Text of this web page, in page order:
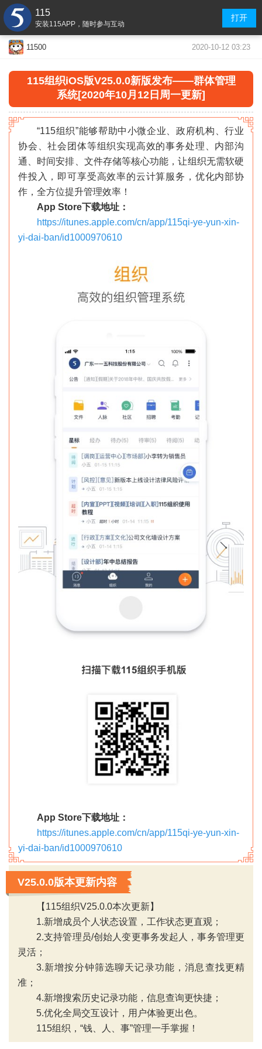
115
安装115APP，随时参与互动
打开
11500 2020-10-12 03:23
115组织iOS版V25.0.0新版发布——群体管理
系统[2020年10月12日周一更新]
“115组织”能够帮助中小微企业、政府机构、行业
协会、社会团体等组织实现高效的事务处理、内部沟
通、时间安排、文件存储等核心功能，让组织无需软硬
件投入，即可享受高效率的云计算服务，优化内部协
作，全方位提升管理效率！
App Store下载地址：
https://itunes.apple.com/cn/app/115qi-ye-yun-xin-
yi-dai-ban/id1000970610
App Store下载地址：
https://itunes.apple.com/cn/app/115qi-ye-yun-xin-
yi-dai-ban/id1000970610
V25.0.0版本更新内容
【115组织V25.0.0本次更新】
1.新增成员个人状态设置，工作状态更直观；
2.支持管理员/创始人变更事务发起人，事务管理更
灵活；
3.新增按分钟筛选聊天记录功能，消息查找更精
准；
4.新增搜索历史记录功能，信息查询更快捷；
5.优化全局交互设计，用户体验更出色。
115组织，“钱、人、事”管理一手掌握！